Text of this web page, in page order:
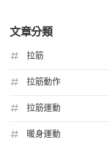
文章分類
拉筋
拉筋動作
拉筋運動
暖身運動